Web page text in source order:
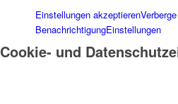
Einstellungen akzeptieren
BenachrichtigungEinstellungen
Cookie- und